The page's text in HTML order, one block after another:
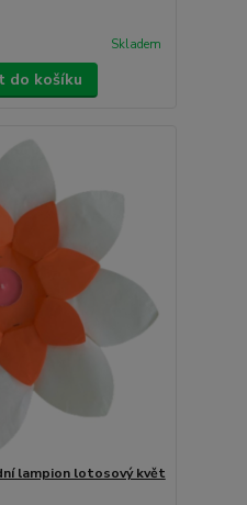
Skladem
do košíku
lampion lotosový květ